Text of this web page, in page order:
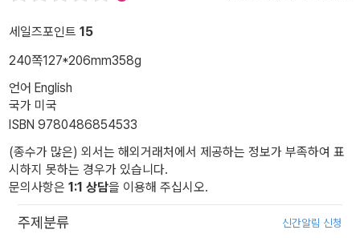
세일즈포인트 15
240쪽127*206mm358g
언어 English
국가 미국
ISBN 9780486854533
(종수가 많은) 외서는 해외거래처에서 제공하는 정보가 부족하여 표
시하지 못하는 경우가 있습니다.
문의사항은 1:1 상담을 이용해 주십시오.
주제분류 신간알림 신청